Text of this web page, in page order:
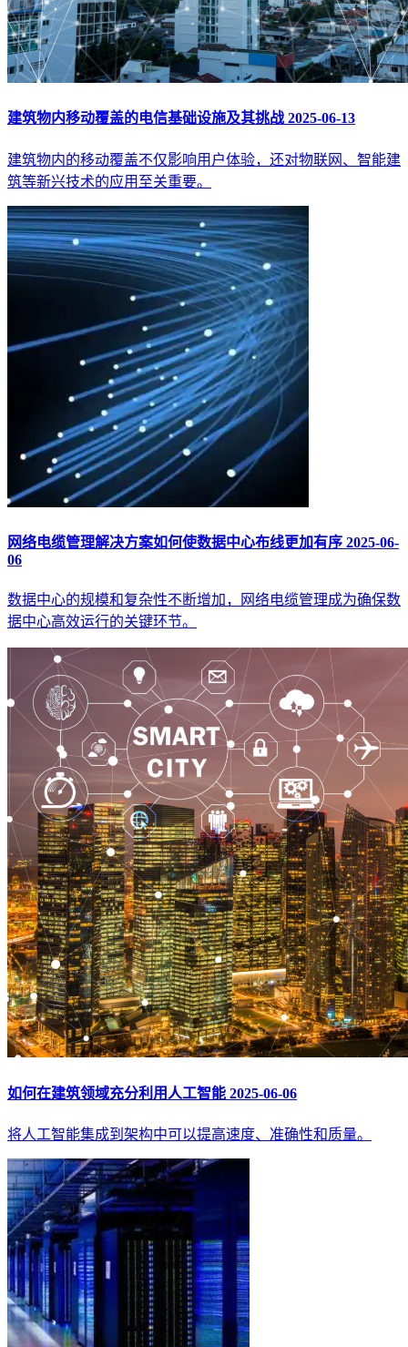
建筑物内移动覆盖的电信基础设施及其挑战2025-06-13
建筑物内的移动覆盖不仅影响用户体验，还对物联网、智能建
筑等新兴技术的应用至关重要。
网络电缆管理解决方案如何使数据中心布线更加有序 2025-06-
06
数据中心的规模和复杂性不断增加，网络电缆管理成为确保数
据中心高效运行的关键环节。
如何在建筑领域充分利用人工智能 2025-06-06
将人工智能集成到架构中可以提高速度、准确性和质量。